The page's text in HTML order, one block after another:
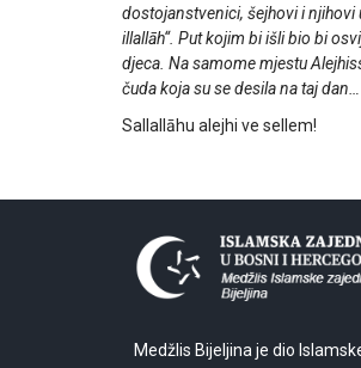
dostojanstvenici, šejhovi i njihovi
illallāh“. Put kojim bi išli bio bi
djeca. Na samome mjestu
čuda koja su se desila na taj dan…
Sallallāhu alejhi ve sellem!
Medžlis Bijeljina je dio